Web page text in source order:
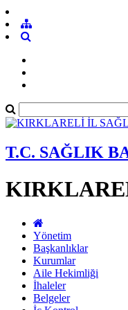
T.C. SAĞLIK
Yönetim
Başkanlıklar
Kurumlar
Aile Hekimliği
İhaleler
Belgeler